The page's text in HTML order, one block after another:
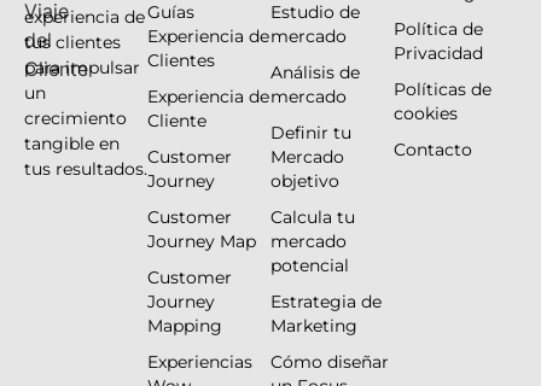
experiencia de
tus clientes
para impulsar
un
crecimiento
tangible en
tus resultados.
Guías
Experiencia de
Clientes
Experiencia de
Cliente
Customer
Journey
Customer
Journey Map
Customer
Journey
Mapping
Experiencias
Estudio de
mercado
Análisis de
mercado
Definir tu
Mercado
objetivo
Calcula tu
mercado
potencial
Estrategia de
Marketing
Cómo diseñar
Política de
Privacidad
Políticas de
cookies
Contacto